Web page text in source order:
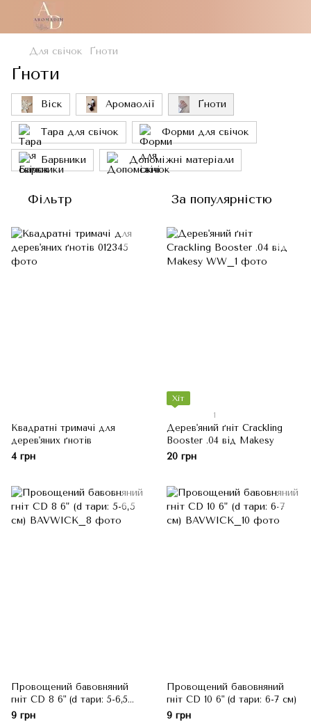
Для свічок Ґноти
Ґноти
Віск Аромаолії Ґноти
Тара для свічок Форми для свічок
Барвники Допоміжні матеріали
Фільтр За популярністю
Квадратні тримачі для
дерев'яних ґнотів
4 грн
Хіт
1
Дерев'яний ґніт Crackling
Booster .04 від Makesy
20 грн
Провощений бавовняний
гніт CD 8 6" (d тари: 5-6,5
см)
9 грн
Провощений бавовняний
гніт CD 10 6" (d тари: 6-7 см)
9 грн